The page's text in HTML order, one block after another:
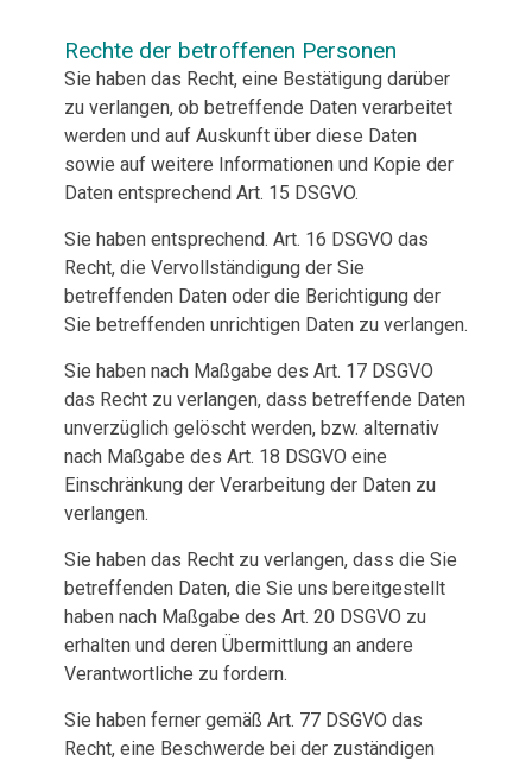
Rechte der betroffenen Personen
Sie haben das Recht, eine Bestätigung darüber
zu verlangen, ob betreffende Daten verarbeitet
werden und auf Auskunft über diese Daten
sowie auf weitere Informationen und Kopie der
Daten entsprechend Art. 15 DSGVO.
Sie haben entsprechend. Art. 16 DSGVO das
Recht, die Vervollständigung der Sie
betreffenden Daten oder die Berichtigung der
Sie betreffenden unrichtigen Daten zu verlangen.
Sie haben nach Maßgabe des Art. 17 DSGVO
das Recht zu verlangen, dass betreffende Daten
unverzüglich gelöscht werden, bzw. alternativ
nach Maßgabe des Art. 18 DSGVO eine
Einschränkung der Verarbeitung der Daten zu
verlangen.
Sie haben das Recht zu verlangen, dass die Sie
betreffenden Daten, die Sie uns bereitgestellt
haben nach Maßgabe des Art. 20 DSGVO zu
erhalten und deren Übermittlung an andere
Verantwortliche zu fordern.
Sie haben ferner gemäß Art. 77 DSGVO das
Recht, eine Beschwerde bei der zuständigen